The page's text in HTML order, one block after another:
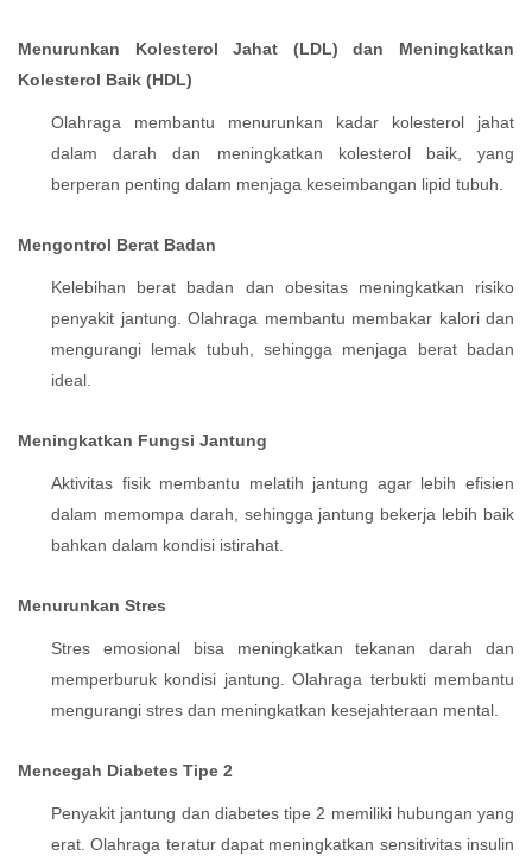
Menurunkan Kolesterol Jahat (LDL) dan Meningkatkan
Kolesterol Baik (HDL)
Olahraga membantu menurunkan kadar kolesterol jahat
dalam darah dan meningkatkan kolesterol baik, yang
berperan penting dalam menjaga keseimbangan lipid tubuh.
Mengontrol Berat Badan
Kelebihan berat badan dan obesitas meningkatkan risiko
penyakit jantung. Olahraga membantu membakar kalori dan
mengurangi lemak tubuh, sehingga menjaga berat badan
ideal.
Meningkatkan Fungsi Jantung
Aktivitas fisik membantu melatih jantung agar lebih efisien
dalam memompa darah, sehingga jantung bekerja lebih baik
bahkan dalam kondisi istirahat.
Menurunkan Stres
Stres emosional bisa meningkatkan tekanan darah dan
memperburuk kondisi jantung. Olahraga terbukti membantu
mengurangi stres dan meningkatkan kesejahteraan mental.
Mencegah Diabetes Tipe 2
Penyakit jantung dan diabetes tipe 2 memiliki hubungan yang
erat. Olahraga teratur dapat meningkatkan sensitivitas insulin